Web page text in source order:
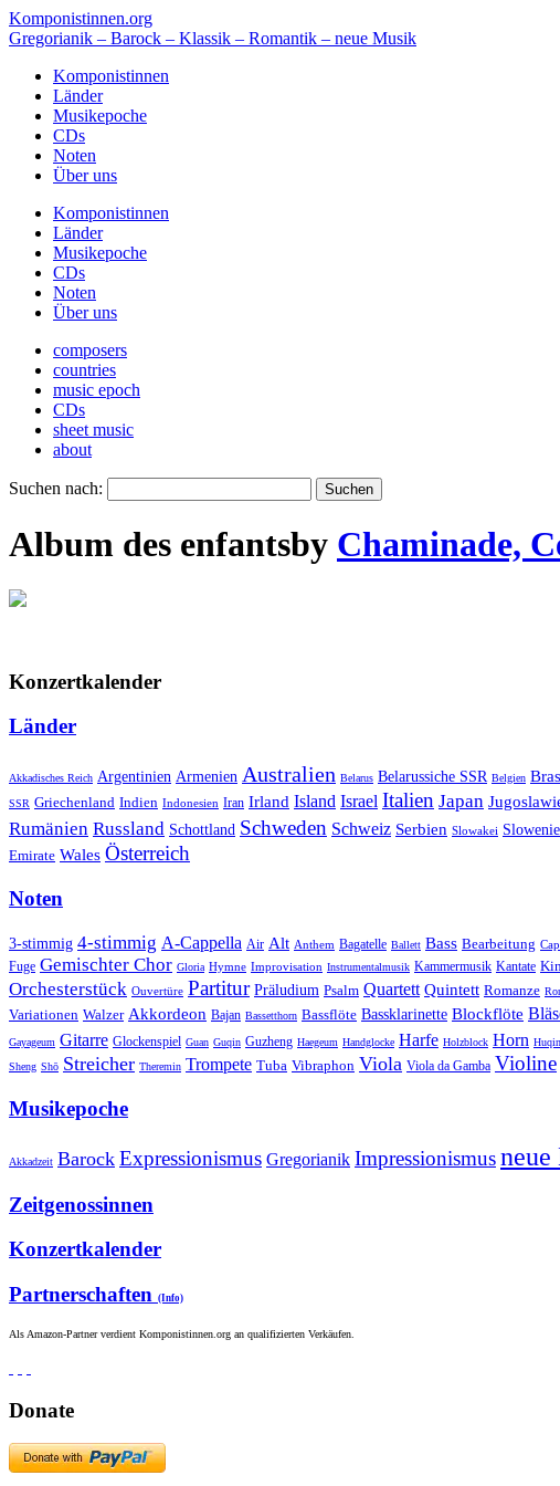
Komponistinnen.org
Gregorianik – Barock – Klassik – Romantik – neue Musik
Komponistinnen
Länder
Musikepoche
CDs
Noten
Über uns
Komponistinnen
Länder
Musikepoche
CDs
Noten
Über uns
composers
countries
music epoch
CDs
sheet music
about
Suchen nach:
Album des enfantsby Chaminade,
Konzertkalender
Länder
Akkadisches Reich Argentinien Armenien Australien Belarus Belarussiche SSR Belgien
SSR Griechenland Indien Indonesien Iran Irland Island Israel Italien Japan
Rumänien Russland Schottland Schweden Schweiz Serbien Slowakei
Emirate Wales Österreich
Noten
3-stimmig 4-stimmig A-Cappella Air Alt Anthem Bagatelle Ballett Bass Bearbeitung
Fuge Gemischter Chor Gloria Hymne Improvisation Instrumentalmusik Kammermusik Kantate
Orchesterstück Ouvertüre Partitur Präludium Psalm Quartett Quintett Romanze
Variationen Walzer Akkordeon Bajan Bassetthorn Bassflöte Bassklarinette Blockflöte
Gayageum Gitarre Glockenspiel Guan Guqin Guzheng Haegeum Handglocke Harfe Holzblock Horn Huqin
Sheng Shō Streicher Theremin Trompete Tuba Vibraphon Viola Viola da Gamba Violine
Musikepoche
Akkadzeit Barock Expressionismus Gregorianik Impressionismus
Zeitgenossinnen
Konzertkalender
Partnerschaften (Info)
Als Amazon-Partner verdient Komponistinnen.org an qualifizierten Verkäufen.
Donate